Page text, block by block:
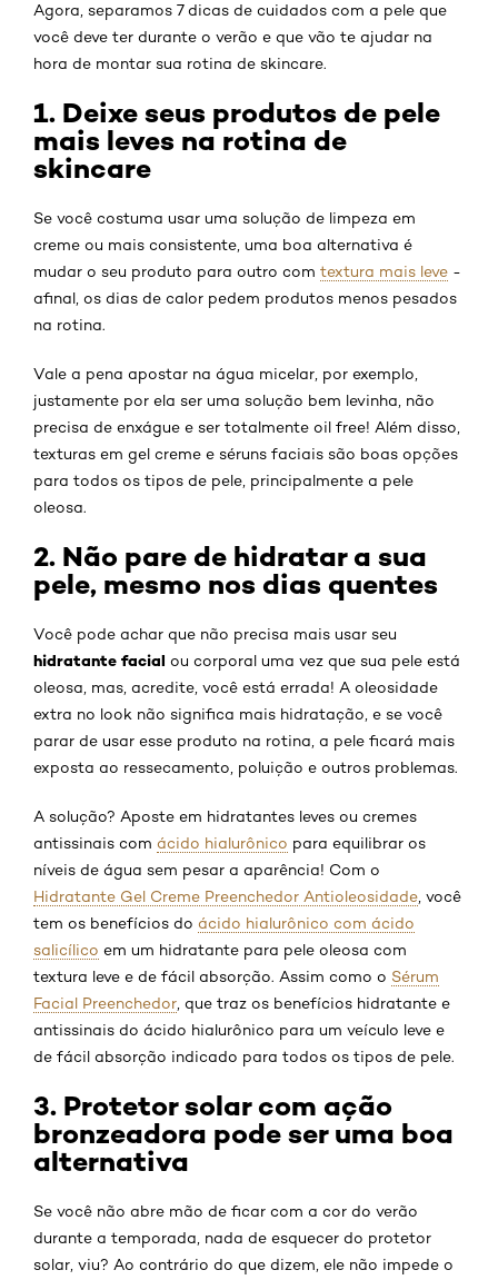
Agora, separamos 7 dicas de cuidados com a pele que
você deve ter durante o verão e que vão te ajudar na
hora de montar sua rotina de skincare.
1. Deixe seus produtos de pele
mais leves na rotina de
skincare
Se você costuma usar uma solução de limpeza em
creme ou mais consistente, uma boa alternativa é
mudar o seu produto para outro com textura mais leve -
afinal, os dias de calor pedem produtos menos pesados
na rotina.
Vale a pena apostar na água micelar, por exemplo,
justamente por ela ser uma solução bem levinha, não
precisa de enxágue e ser totalmente oil free! Além disso,
texturas em gel creme e séruns faciais são boas opções
para todos os tipos de pele, principalmente a pele
oleosa.
2. Não pare de hidratar a sua
pele, mesmo nos dias quentes
Você pode achar que não precisa mais usar seu
hidratante facial ou corporal uma vez que sua pele está
oleosa, mas, acredite, você está errada! A oleosidade
extra no look não significa mais hidratação, e se você
parar de usar esse produto na rotina, a pele ficará mais
exposta ao ressecamento, poluição e outros problemas.
A solução? Aposte em hidratantes leves ou cremes
antissinais com ácido hialurônico para equilibrar os
níveis de água sem pesar a aparência! Com o
Hidratante Gel Creme Preenchedor Antioleosidade , você
tem os benefícios do ácido hialurônico com ácido
salicílico em um hidratante para pele oleosa com
textura leve e de fácil absorção. Assim como o Sérum
Facial Preenchedor , que traz os benefícios hidratante e
antissinais do ácido hialurônico para um veículo leve e
de fácil absorção indicado para todos os tipos de pele.
3. Protetor solar com ação
bronzeadora pode ser uma boa
alternativa
Se você não abre mão de ficar com a cor do verão
durante a temporada, nada de esquecer do protetor
solar, viu? Ao contrário do que dizem, ele não impede o